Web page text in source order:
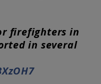
firefighters in
in several